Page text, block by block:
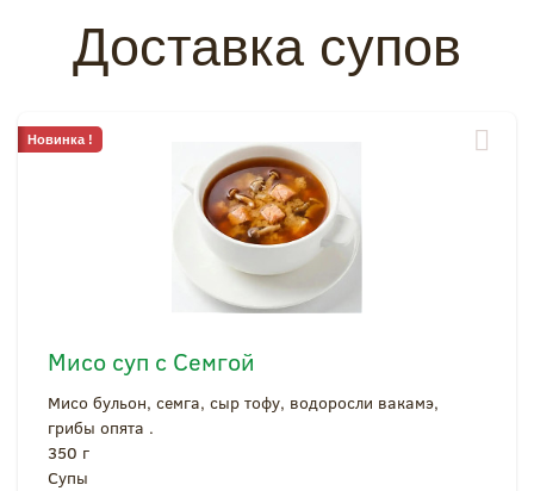
Доставка супов
Мисо суп с Семгой
Мисо бульон, семга, сыр тофу, водоросли вакамэ,
грибы опята .
350 г
Супы
Новинка !